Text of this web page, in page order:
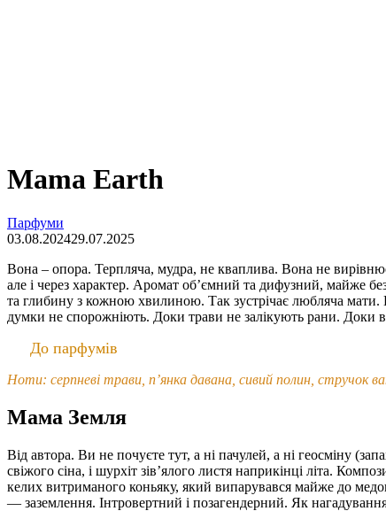
Mama Earth
Парфуми
03.08.202429.07.2025
Вона – опора. Терпляча, мудра, не кваплива. Вона не
але і через характер. Аромат обʼємний та дифузний, майже
та глибину з кожною хвилиною. Так зустрічає любляча мати.
думки не спорожніють. Доки трави не залікують рани. Доки
До парфумів
Ноти: серпневі трави, пʼянка давана, сивий полин, стручок
Мама Земля
Від автора. Ви не почуєте тут, а ні пачулей, а ні геосміну
свіжого сіна, і шурхіт зівʼялого листя наприкінці літа.
келих витриманого коньяку, який випарувався майже до
— заземлення. Інтровертний і позагендерний. Як